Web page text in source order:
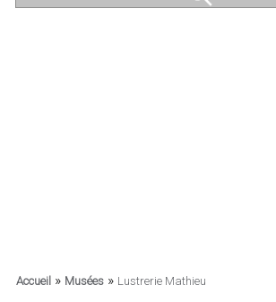
Accueil» Musées» Lustrerie Mathieu